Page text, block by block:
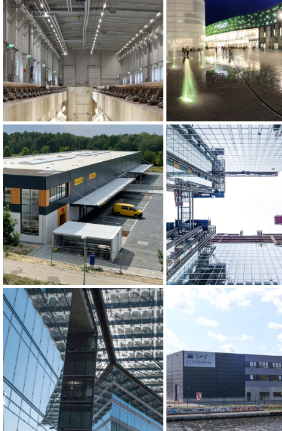
Inbetriebsetzungs­halle
Stadler Deutschland,
Großraum Berlin
Forum
Koblenz
DHL Zustellbasis, Berlin-
Bohnsdorf
HighLight
Business
München
Neues Kranzler Eck, Berlin
Logistikhalle –
Meitner-Straße,
Berlin